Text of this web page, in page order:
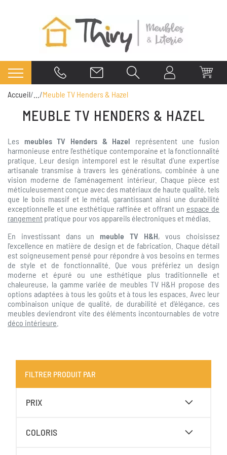
Accueil Meuble TV Henders & Hazel
MEUBLE TV HENDERS & HAZEL
Les meubles TV Henders & Hazel représentent une fusion
harmonieuse entre l'esthétique contemporaine et la fonctionnalité
pratique. Leur design intemporel est le résultat d'une expertise
artisanale transmise à travers les générations, combinée à une
vision moderne de l'aménagement intérieur. Chaque pièce est
méticuleusement conçue avec des matériaux de haute qualité, tels
que le bois massif et le métal, garantissant ainsi une durabilité
exceptionnelle et une esthétique raffinée et offrant un espace de
rangement pratique pour vos appareils électroniques et médias.
En investissant dans un meuble TV H&H, vous choisissez
l'excellence en matière de design et de fabrication. Chaque détail
est soigneusement pensé pour répondre à vos besoins en termes
de style et de fonctionnalité. Que vous préfériez un design
moderne et épuré ou une esthétique plus traditionnelle et
chaleureuse, la gamme variée de meubles TV H&H propose des
options adaptées à tous les goûts et à tous les espaces. Avec leur
combinaison unique de qualité, de durabilité et d'élégance, ces
meubles deviendront vite des éléments incontournables de votre
déco intérieure
FILTRER PRODUIT PAR
PRIX
COLORIS